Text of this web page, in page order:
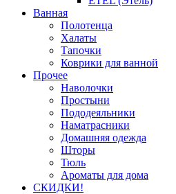
Ванная
Полотенца
Халаты
Тапочки
Коврики для ванной
Прочее
Наволочки
Простыни
Пододеяльники
Наматрасники
Домашняя одежда
Шторы
Тюль
Ароматы для дома
СКИДКИ!